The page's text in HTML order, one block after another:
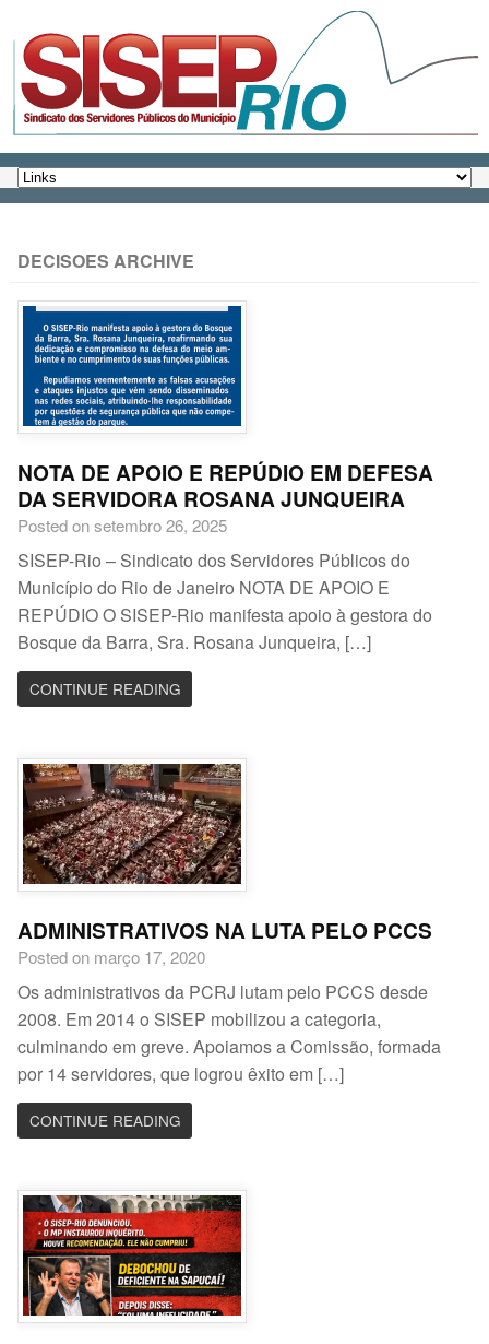
DECISOES ARCHIVE
NOTA DE APOIO E REPÚDIO EM DEFESA
DA SERVIDORA ROSANA JUNQUEIRA
Posted on setembro 26, 2025
SISEP-Rio – Sindicato dos Servidores Públicos do
Município do Rio de Janeiro NOTA DE APOIO E
REPÚDIO O SISEP-Rio manifesta apoio à gestora do
Bosque da Barra, Sra. Rosana Junqueira, […]
CONTINUE READING
ADMINISTRATIVOS NA LUTA PELO PCCS
Posted on março 17, 2020
Os administrativos da PCRJ lutam pelo PCCS desde
2008. Em 2014 o SISEP mobilizou a categoria,
culminando em greve. Apoiamos a Comissão, formada
por 14 servidores, que logrou êxito em […]
CONTINUE READING